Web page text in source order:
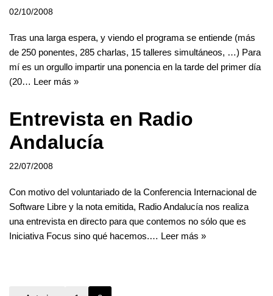
02/10/2008
Tras una larga espera, y viendo el programa se entiende (más
de 250 ponentes, 285 charlas, 15 talleres simultáneos, …) Para
mí es un orgullo impartir una ponencia en la tarde del primer día
(20… Leer más »
Entrevista en Radio
Andalucía
22/07/2008
Con motivo del voluntariado de la Conferencia Internacional de
Software Libre y la nota emitida, Radio Andalucía nos realiza
una entrevista en directo para que contemos no sólo que es
Iniciativa Focus sino qué hacemos.… Leer más »